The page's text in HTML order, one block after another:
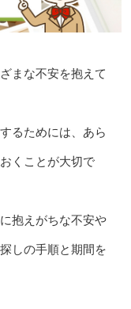
まな不安を抱えて
るためには、あら
くことが大切で
抱えがちな不安や
しの手順と期間を